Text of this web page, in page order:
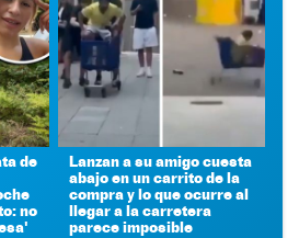
de
no
Lanzan a su amigo cuesta
abajo en un carrito de la
compra y lo que ocurre al
llegar a la carretera
parece imposible